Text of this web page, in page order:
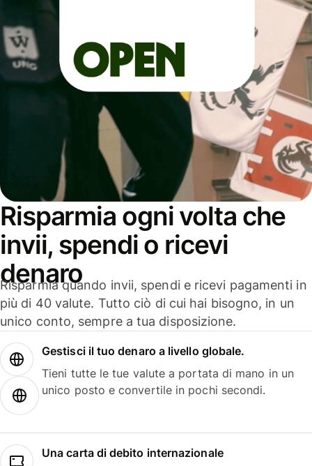
Risparmia ogni volta che
invii, spendi o ricevi
denaro
Risparmia quando invii, spendi e ricevi pagamenti in
più di 40 valute. Tutto ciò di cui hai bisogno, in un
unico conto, sempre a tua disposizione.
Gestisci il tuo denaro a livello globale.
Tieni tutte le tue valute a portata di mano in un
unico posto e convertile in pochi secondi.
Una carta di debito internazionale